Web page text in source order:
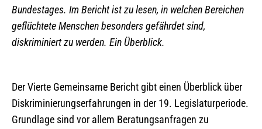
Bundestages. Im Bericht ist zu lesen, in welchen Bereichen
geflüchtete Menschen besonders gefährdet sind,
diskriminiert zu werden. Ein Überblick.
Der Vierte Gemeinsame Bericht gibt einen Überblick über
Diskriminierungserfahrungen in der 19. Legislaturperiode.
Grundlage sind vor allem Beratungsanfragen zu